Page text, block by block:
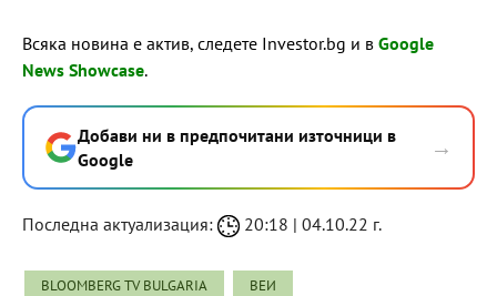
Всяка новина е актив, следете Investor.bg и в Google
News Showcase.
Добави ни в предпочитани източници в
Google
→
Последна актуализация: 20:18 | 04.10.22 г.
BLOOMBERG TV BULGARIA ВЕИ